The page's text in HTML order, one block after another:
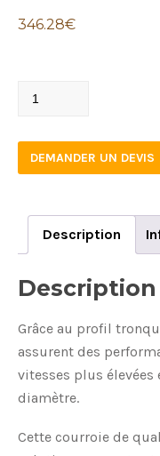
346.28€
PL1715/24
DEMANDER UN DEVIS
Description
Description
Grâce au profil
assurent des
vitesses plus
diamètre.
Cette courroie de